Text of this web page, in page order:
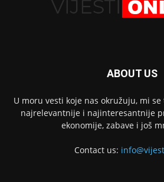
ABOUT US
U moru vesti koje nas okružuju, mi
najrelevantnije i najinteresantnije
ekonomije, zabave i još
Contact us: